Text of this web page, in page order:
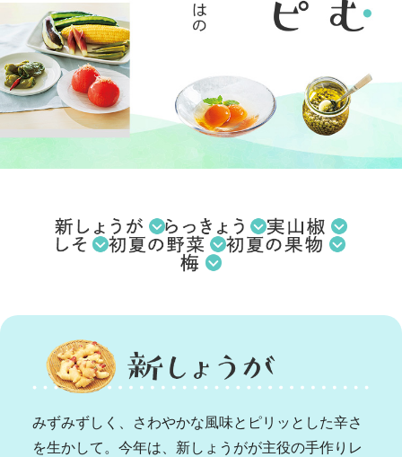
みずみずしく、さわやかな風味とピリッとした辛さ
を生かして。今年は、新しょうがが主役の手作りレ